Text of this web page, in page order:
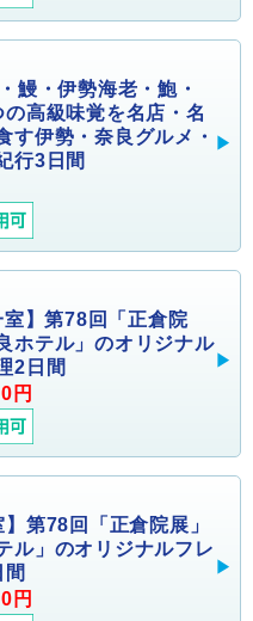
鰻・伊勢海老・鮑・
高級味覚を名店・名
す伊勢・奈良グルメ・
行3日間
室】第78回「正倉院
ホテル」のオリジナル
2日間
円
】第78回「正倉院展」
ル」のオリジナルフレ
間
円